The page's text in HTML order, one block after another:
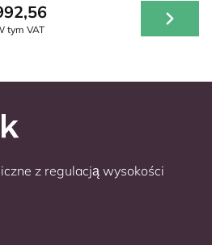
tym VAT
z regulacją wysokości